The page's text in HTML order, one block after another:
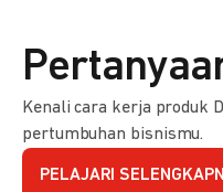
Kenali cara kerja produk
pertumbuhan bisnismu.
PELAJARI